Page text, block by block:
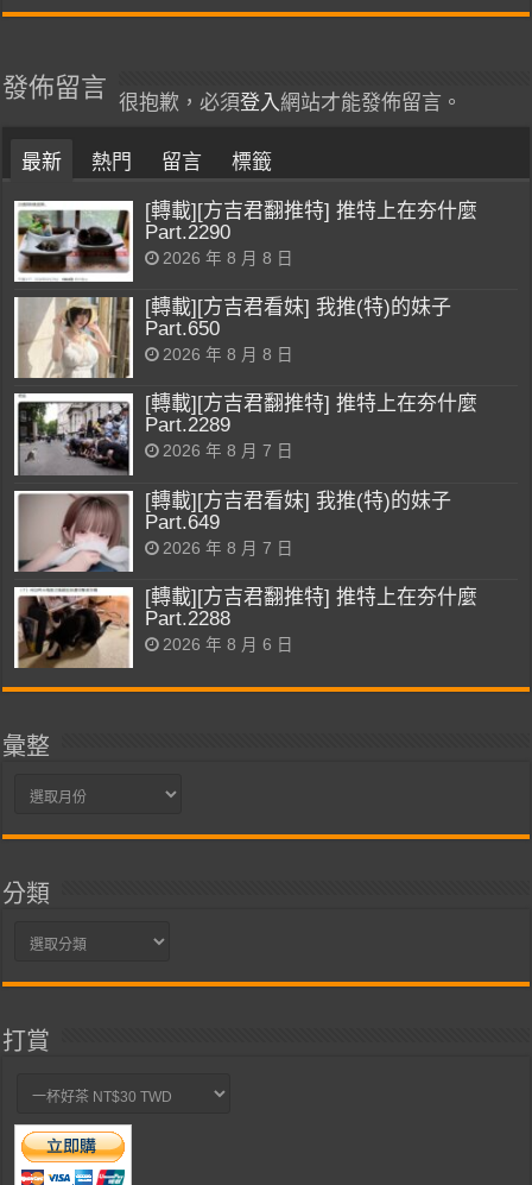
發佈留言
很抱歉，必須登入網站才能發佈留言。
最新 熱門 留言 標籤
[轉載][方吉君翻推特] 推特上在夯什麼
Part.2290
2026 年 8 月 8 日
[轉載][方吉君看妹] 我推(特)的妹子
Part.650
2026 年 8 月 8 日
[轉載][方吉君翻推特] 推特上在夯什麼
Part.2289
2026 年 8 月 7 日
[轉載][方吉君看妹] 我推(特)的妹子
Part.649
2026 年 8 月 7 日
[轉載][方吉君翻推特] 推特上在夯什麼
Part.2288
2026 年 8 月 6 日
彙整
彙
分類
分
打賞